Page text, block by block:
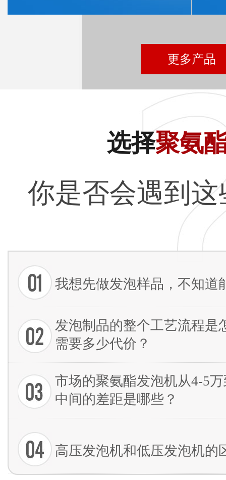
更多产品
选择聚氨
你是否会遇到这
我想先做发泡样品，不知道
发泡制品的整个工艺流程是
需要多少代价？
市场的聚氨酯发泡机从4-5
中间的差距是哪些？
高压发泡机和低压发泡机的